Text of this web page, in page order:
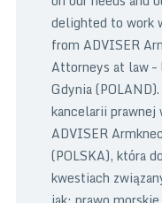
delighted to work
from ADVISER
Attorneys at law
Gdynia
kancelarii prawnej
ADVISER
(POLSKA), która
kwestiach